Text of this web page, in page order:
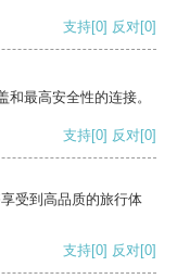
支持[0] 反对[0]
最高安全性的连接。
支持[0] 反对[0]
受到高品质的旅行体
支持[0] 反对[0]